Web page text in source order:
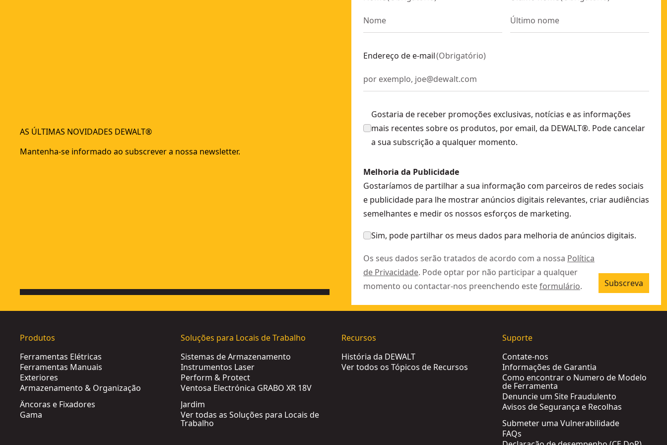
AS ÚLTIMAS NOVIDADES DEWALT®
Mantenha-se informado ao subscrever a nossa newsletter.
Endereço de e-mail(Obrigatório)
Gostaria de receber promoções exclusivas, notícias e as informações
mais recentes sobre os produtos, por email, da DEWALT®. Pode cancelar
a sua subscrição a qualquer momento.
Melhoria da Publicidade
Gostaríamos de partilhar a sua informação com parceiros de redes sociais
e publicidade para lhe mostrar anúncios digitais relevantes, criar audiências
semelhantes e medir os nossos esforços de marketing.
Sim, pode partilhar os meus dados para melhoria de anúncios digitais.
Os seus dados serão tratados de acordo com a nossa Política
de Privacidade. Pode optar por não participar a qualquer
momento ou contactar-nos preenchendo esteformulário. Subscreva
Produtos
Ferramentas Elétricas
Ferramentas Manuais
Exteriores
Armazenamento & Organização
Âncoras e Fixadores
Gama
Soluções para Locais de Trabalho
Sistemas de Armazenamento
Instrumentos Laser
Perform & Protect
Ventosa Electrónica GRABO XR 18V
Jardim
Ver todas as Soluções para Locais de
Trabalho
Recursos
História da DEWALT
Ver todos os Tópicos de Recursos
Suporte
Contate-nos
Informações de Garantia
Como encontrar o Numero de Modelo
de Ferramenta
Denuncie um Site Fraudulento
Avisos de Segurança e Recolhas
Submeter uma Vulnerabilidade
FAQs